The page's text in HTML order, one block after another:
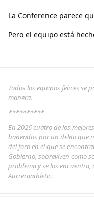
La Conference parece
Pero el equipo está
Todos los equipos felices se
manera.
**********
En 2026 cuatro de los
baneados por un delito que
del foro en el que se
Gobierno, sobreviven como
problema y se los
Aurreraathletic.